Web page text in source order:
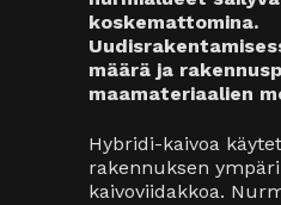
koskemattomina.
määrä ja
maamateriaalien
Hybridi-kaivoa
rakennuksen
kaivoviidakkoa.